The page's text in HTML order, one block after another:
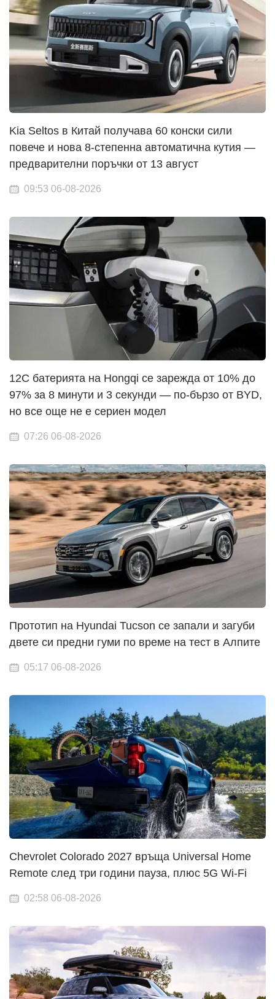
Kia Seltos в Китай получава 60 конски сили
повече и нова 8-степенна автоматична кутия —
предварителни поръчки от 13 август
09:53 06-08-2026
12C батерията на Hongqi се зарежда от 10% до
97% за 8 минути и 3 секунди — по-бързо от BYD,
но все още не е сериен модел
07:26 06-08-2026
Прототип на Hyundai Tucson се запали и загуби
двете си предни гуми по време на тест в Алпите
05:17 06-08-2026
Chevrolet Colorado 2027 връща Universal Home
Remote след три години пауза, плюс 5G Wi-Fi
02:58 06-08-2026